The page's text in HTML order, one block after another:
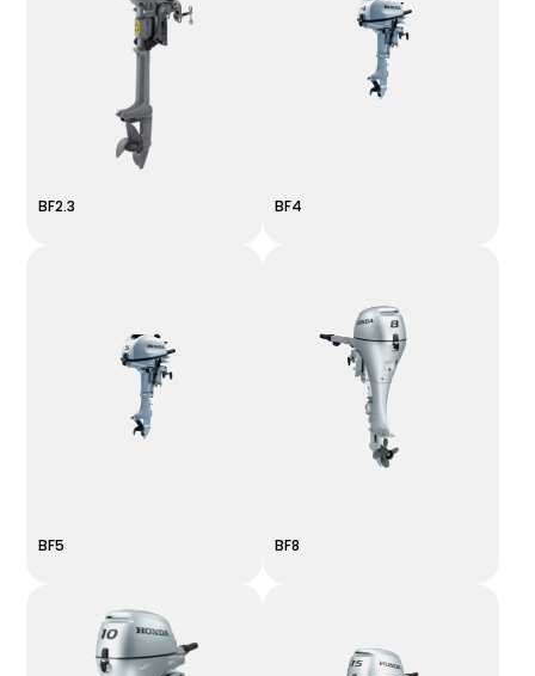
BF2.3 BF4
BF5 BF8